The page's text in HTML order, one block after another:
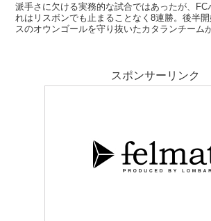
派手さに欠ける実務的な試合ではあったが、
れはリスボンでも止まることなく8連勝。後半
スのオウンゴールを守り抜いたカタランチーム
スポンサーリンク